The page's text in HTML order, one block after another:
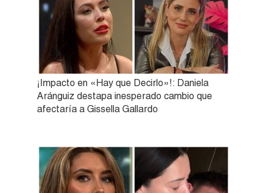
¡Impacto en «Hay que Decirlo»!: Daniela
Aránguiz destapa inesperado cambio que
afectaría a Gissella Gallardo